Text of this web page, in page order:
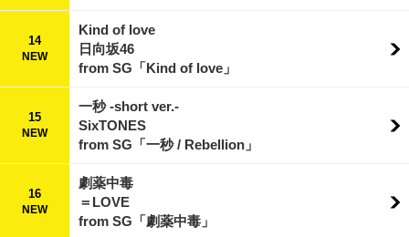
14
NEW
Kind of love
日向坂46
from SG「Kind of love」
15
NEW
一秒 -short ver.-
SixTONES
from SG「一秒 / Rebellion」
16
NEW
劇薬中毒
＝LOVE
from SG「劇薬中毒」